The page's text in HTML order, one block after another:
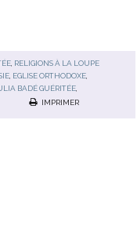
, RELIGIONS À LA LOUPE
EGLISE ORTHODOXE
BADÉ GUÉRITÉE
IMPRIMER